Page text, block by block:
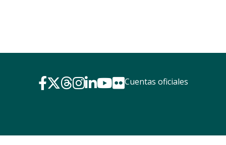
Cuentas oficiales